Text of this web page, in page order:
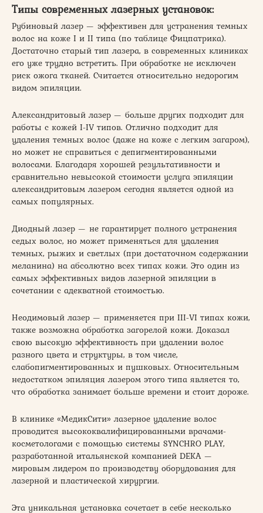
Типы современных лазерных установок:
Рубиновый лазер — эффективен для устранения темных
волос на коже I и II типа (по таблице Фицпатрика).
Достаточно старый тип лазера, в современных клиниках
его уже трудно встретить. При обработке не исключен
риск ожога тканей. Считается относительно недорогим
видом эпиляции.
Александритовый лазер — больше других подходит для
работы с кожей I-IV типов. Отлично подходит для
удаления темных волос (даже на коже с легким загаром),
но может не справиться с депигментированными
волосами. Благодаря хорошей результативности и
сравнительно невысокой стоимости услуга эпиляции
александритовым лазером сегодня является одной из
самых популярных.
Диодный лазер — не гарантирует полного устранения
седых волос, но может применяться для удаления
темных, рыжих и светлых (при достаточном содержании
меланина) на абсолютно всех типах кожи. Это один из
самых эффективных видов лазерной эпиляции в
сочетании с адекватной стоимостью.
Неодимовый лазер — применяется при III-VI типах кожи,
также возможна обработка загорелой кожи. Доказал
свою высокую эффективность при удалении волос
разного цвета и структуры, в том числе,
слабопигментированных и пушковых. Относительным
недостатком эпиляция лазером этого типа является то,
что обработка занимает больше времени и стоит дороже.
В клинике «МедикСити» лазерное удаление волос
проводится высококвалифицированными врачами-
косметологами с помощью системы SYNCHRO PLAY,
разработанной итальянской компанией DEKA —
мировым лидером по производству оборудования для
лазерной и пластической хирургии.
Эта уникальная установка сочетает в себе несколько